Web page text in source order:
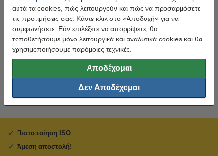
αυτά τα cookies, πώς λειτουργούν και πώς να προσαρμόσετε
τις προτιμήσεις σας. Κάντε κλικ στο «Αποδοχή» για να
συμφωνήσετε. Εάν επιλέξετε να απορρίψετε, θα
τοποθετήσουμε μόνο λειτουργικά και αναλυτικά cookies και θα
χρησιμοποιήσουμε παρόμοιες τεχνικές.
Αποδέχομαι
Δεν Αποδέχομαι
Εξοικονόμησε πάνω από στις ετικέτες!
Ετικέτες Ευρείας Διεύθυνσης Dymo 2093093
Value Pack 12 τμχ 99012 (123ink)
74,50 €
Tip
Προτίμησε το συμβατό προϊόν της 123ink αντί για το original!
Πιστοποίηση ISO
Άμεση αποστολή!